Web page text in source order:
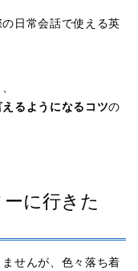
日常会話で使える英
るようになるコツの
に行きた
せんが、色々落ち着